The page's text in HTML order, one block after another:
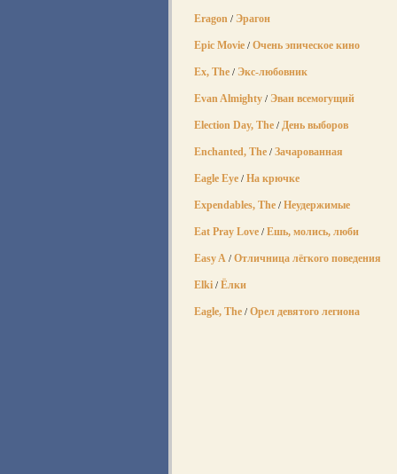
Eragon / Эрагон
Epic Movie / Очень эпическое кино
Ex, The / Экс-любовник
Evan Almighty / Эван всемогущий
Election Day, The / День выборов
Enchanted, The / Зачарованная
Eagle Eye / На крючке
Expendables, The / Неудержимые
Eat Pray Love / Ешь, молись, люби
Easy A / Отличница лёгкого поведения
Elki / Ёлки
Eagle, The / Орел девятого легиона